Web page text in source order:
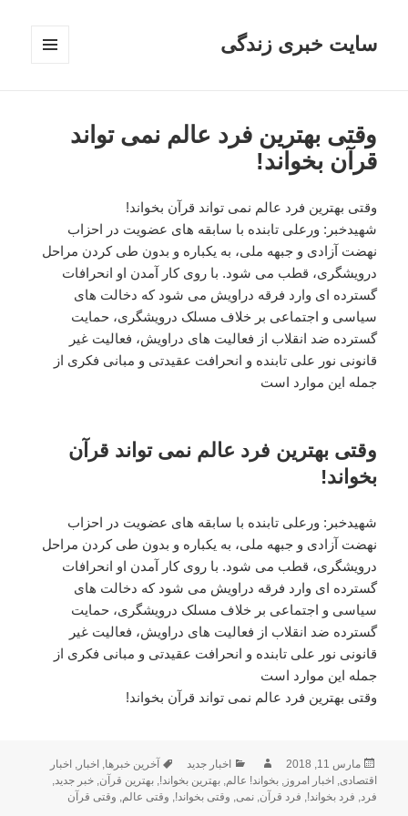
سایت خبری زندگی
وقتی بهترین فرد عالم نمی تواند
قرآن بخواند!
وقتی بهترین فرد عالم نمی تواند قرآن بخواند!
شهیدخبر: ورعلی تابنده با سابقه های عضویت در احزاب
نهضت آزادی و جبهه ملی، به یکباره و بدون طی کردن مراحل
درویشگری، قطب می شود. با روی کار آمدن او انحرافات
گسترده ای وارد فرقه دراویش می شود که دخالت های
سیاسی و اجتماعی بر خلاف مسلک درویشگری، حمایت
گسترده ضد انقلاب از فعالیت های دراویش، فعالیت غیر
قانونی نور علی تابنده و انحرافت عقیدتی و مبانی فکری از
جمله این موارد است
وقتی بهترین فرد عالم نمی تواند قرآن
بخواند!
شهیدخبر: ورعلی تابنده با سابقه های عضویت در احزاب
نهضت آزادی و جبهه ملی، به یکباره و بدون طی کردن مراحل
درویشگری، قطب می شود. با روی کار آمدن او انحرافات
گسترده ای وارد فرقه دراویش می شود که دخالت های
سیاسی و اجتماعی بر خلاف مسلک درویشگری، حمایت
گسترده ضد انقلاب از فعالیت های دراویش، فعالیت غیر
قانونی نور علی تابنده و انحرافت عقیدتی و مبانی فکری از
جمله این موارد است
وقتی بهترین فرد عالم نمی تواند قرآن بخواند!
ارسال
شده
در
مارس 11, 2018 نویسندهدسته‌ها
اخبار جدید برچسب‌ها
آخرین خبرها, اخبار, اخبار
اقتصادی, اخبار امروز,بخواند! عالم,بهترین بخواند!,بهترین قرآن,خبر جدید,
فرد, فرد بخواند!, فرد قرآن,نمی, وقتی بخواند!, وقتی عالم, وقتی قرآن